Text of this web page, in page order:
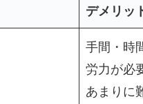
デメリッ
手間・時
労力が必
あまりに